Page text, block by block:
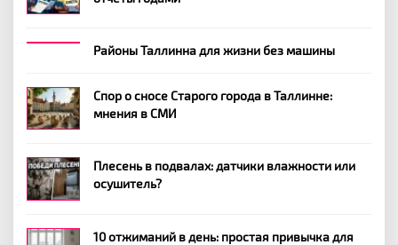
Районы Таллинна для жизни без машины
Спор о сносе Старого города в Таллинне:
мнения в СМИ
Плесень в подвалах: датчики влажности или
осушитель?
10 отжиманий в день: простая привычка для